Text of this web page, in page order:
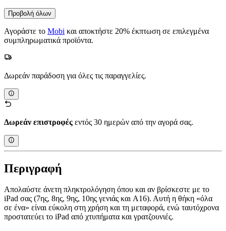
Προβολή όλων
Αγοράστε το Mobi και αποκτήστε 20% έκπτωση σε επιλεγμένα
συμπληρωματικά προϊόντα.
Δωρεάν παράδοση για όλες τις παραγγελίες.
Δωρεάν επιστροφές εντός 30 ημερών από την αγορά σας.
Περιγραφή
Απολαύστε άνετη πληκτρολόγηση όπου και αν βρίσκεστε με το
iPad σας (7ης, 8ης, 9ης, 10ης γενιάς και A16). Αυτή η θήκη «όλα
σε ένα» είναι εύκολη στη χρήση και τη μεταφορά, ενώ ταυτόχρονα
προστατεύει το iPad από χτυπήματα και γρατζουνιές.